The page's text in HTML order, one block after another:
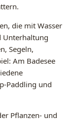
die mit Wasser
Unterhaltung
Segeln,
Am Badesee
Paddling und
Pflanzen- und